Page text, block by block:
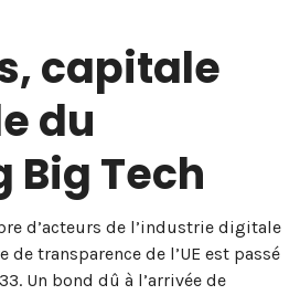
capitale
du
Tech
d’acteurs de l’industrie digitale
transparence de l’UE est passé
Un bond dû à l’arrivée de